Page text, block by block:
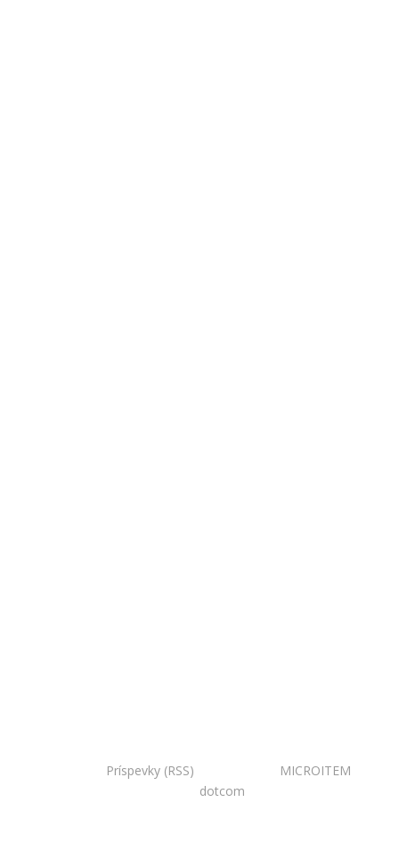
Príspevky (RSS) MICROITEM
dotcom